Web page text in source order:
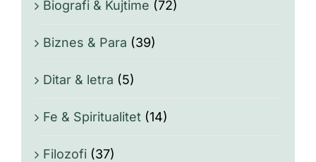
Biografi & Kujtime (72)
Biznes & Para (39)
Ditar & letra (5)
Fe & Spiritualitet (14)
Filozofi (37)